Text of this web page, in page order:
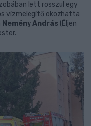
lett rosszul egy
vízmelegítő okozhatta
Nemény András (Éljen